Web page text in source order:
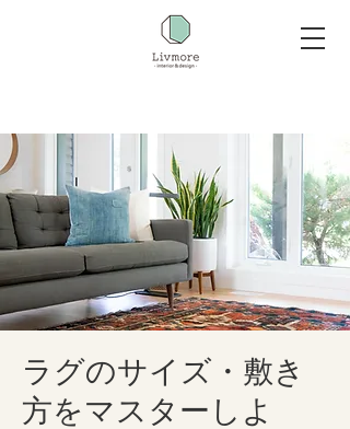
ラグのサイズ・敷き
方をマスターしよ